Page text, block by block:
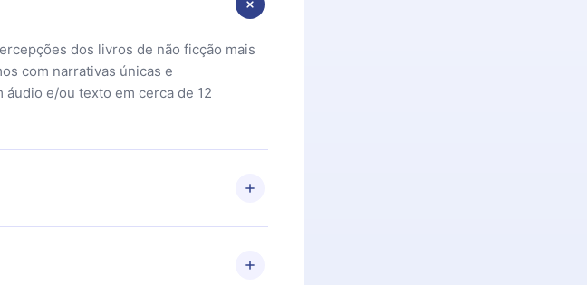
dos livros de não ficção mais
com narrativas únicas e
e/ou texto em cerca de 12
nossa biblioteca. Se por algum
entrar em contato com nossa
dias após a compra e solicitar o